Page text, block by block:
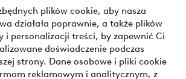
plików cookie, aby nasza
działała poprawnie, a także plików
i personalizacji treści, by zapewnić Ci
doświadczenie podczas
strony. Dane osobowe i pliki cookie
reklamowym i analitycznym, z